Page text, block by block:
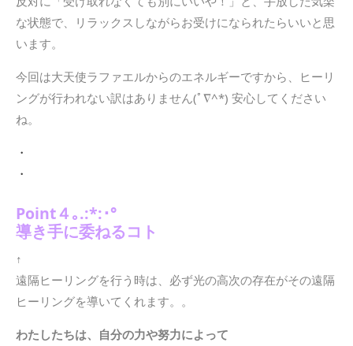
な状態で、リラックスしながらお受けになられたらいいと思
います。
今回は大天使ラファエルからのエネルギーですから、ヒーリ
ングが行われない訳はありません(ﾟ∇^*) 安心してください
ね。
・
・
Point４｡.:*:･°
導き手に委ねるコト
↑
遠隔ヒーリングを行う時は、必ず光の高次の存在がその遠隔
ヒーリングを導いてくれます。。
わたしたちは、自分の力や努力によって